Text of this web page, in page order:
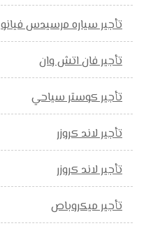
تأجير سياره مرسيدس فيانو
تأجير فان اتش وان
تأجير كوستر سياحي
تأجير لاند كروزر
تأجير لاند كروزر
تأجير ميكروباص